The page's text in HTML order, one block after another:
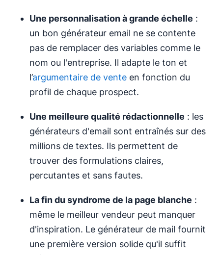
Une personnalisation à grande échelle :
un bon générateur email ne se contente
pas de remplacer des variables comme le
nom ou l'entreprise. Il adapte le ton et
l’argumentaire de vente en fonction du
profil de chaque prospect.
Une meilleure qualité rédactionnelle : les
générateurs d'email sont entraînés sur des
millions de textes. Ils permettent de
trouver des formulations claires,
percutantes et sans fautes.
La fin du syndrome de la page blanche :
même le meilleur vendeur peut manquer
d'inspiration. Le générateur de mail fournit
une première version solide qu'il suffit